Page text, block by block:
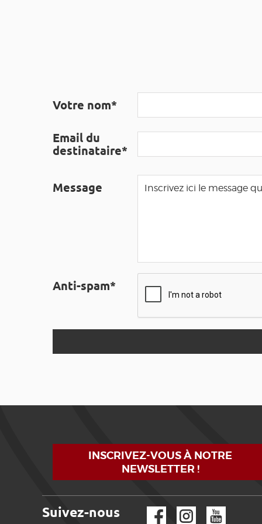
Votre nom*
Email du
destinataire*
Message
Anti-spam*
INSCRIVEZ-VOUS À NOTRE
NEWSLETTER !
Suivez-nous